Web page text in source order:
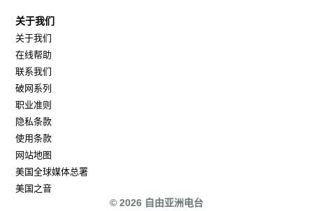
关于我们
关于我们
在线帮助
联系我们
破网系列
职业准则
隐私条款
使用条款
网站地图
美国全球媒体总署
美国之音
© 2026 自由亚洲电台